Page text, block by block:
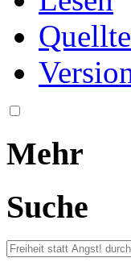
Mehr
Suche